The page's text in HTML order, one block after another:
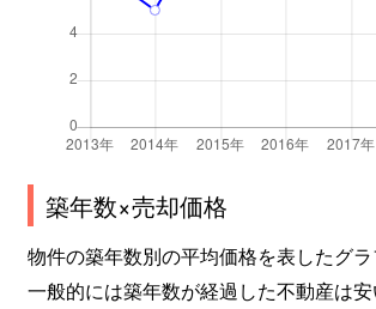
築年数×売却価格
物件の築年数別の平均価格を表したグラ
一般的には築年数が経過した不動産は